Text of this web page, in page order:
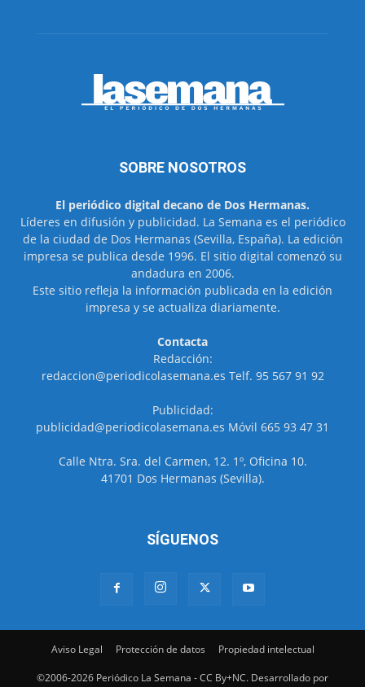
SOBRE NOSOTROS
El periódico digital decano de Dos Hermanas.
Líderes en difusión y publicidad. La Semana es el periódico
de la ciudad de Dos Hermanas (Sevilla, España). La edición
impresa se publica desde 1996. El sitio digital comenzó su
andadura en 2006.
Este sitio refleja la información publicada en la edición
impresa y se actualiza diariamente.
Contacta
Redacción:
redaccion@periodicolasemana.es Telf. 95 567 91 92
Publicidad:
publicidad@periodicolasemana.es Móvil 665 93 47 31
Calle Ntra. Sra. del Carmen, 12. 1º, Oficina 10.
41701 Dos Hermanas (Sevilla).
SÍGUENOS
Aviso Legal Protección de datos Propiedad intelectual
©2006-2026 Periódico La Semana - CC By+NC. Desarrollado por